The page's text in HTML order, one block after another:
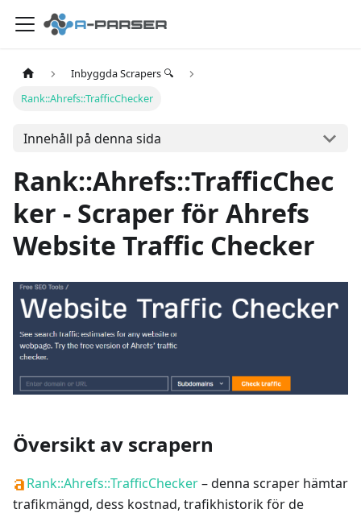
Inbyggda Scrapers 🔍
Rank::Ahrefs::TrafficChecker
Innehåll på denna sida
Rank::Ahrefs::TrafficChec
ker - Scraper för Ahrefs
Website Traffic Checker
Översikt av scrapern
Rank::Ahrefs::TrafficChecker– denna scraper hämtar
trafikmängd, dess kostnad, trafikhistorik för de